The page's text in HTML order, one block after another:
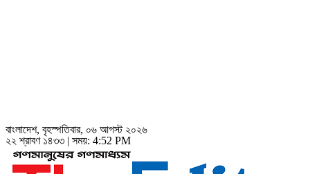
বাংলাদেশ, বৃহস্পতিবার, ০৬ আগস্ট ২০২৬
২২ শ্রাবণ ১৪৩৩ | সময়: 4:52 PM